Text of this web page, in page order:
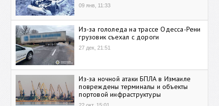
09 янв, 11:33
Из-за гололеда на трассе Одесса-Рени
грузовик съехал с дороги
27 дек, 21:51
Из-за ночной атаки БПЛА в Измаиле
повреждены терминалы и объекты
портовой инфраструктуры